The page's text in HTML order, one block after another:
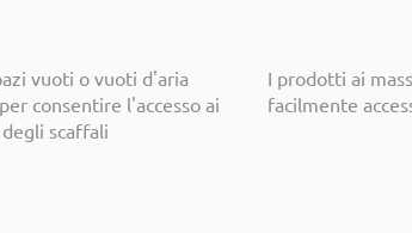
vuoti o vuoti d'aria
consentire l'accesso ai
scaffali
I prodotti ai
facilmente